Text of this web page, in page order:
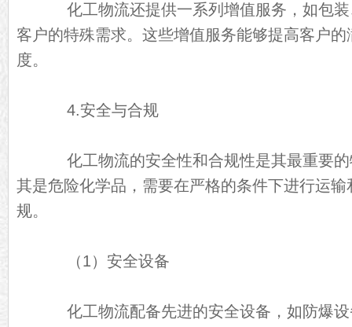
化工物流还提供一系列增值服务，如包装
客户的特殊需求。这些增值服务能够提高客户
度。
4.安全与合规
化工物流的安全性和合规性是其最重要的
其是危险化学品，需要在严格的条件下进行运
规。
（1）安全设备
化工物流配备先进的安全设备，如防爆设